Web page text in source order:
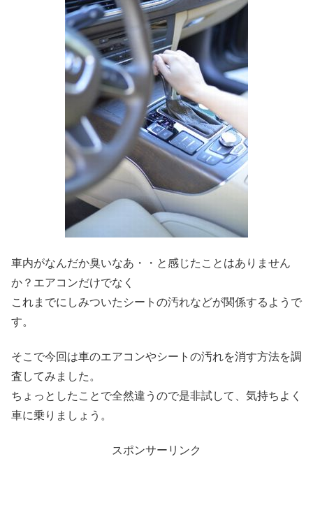
車内がなんだか臭いなあ・・と感じたことはありません
か？エアコンだけでなく
これまでにしみついたシートの汚れなどが関係するようで
す。
そこで今回は車のエアコンやシートの汚れを消す方法を調
査してみました。
ちょっとしたことで全然違うので是非試して、気持ちよく
車に乗りましょう。
スポンサーリンク